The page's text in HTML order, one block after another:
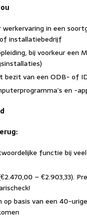
werkervaring in een
installatiebedrijf
bij voorkeur een
bezit van een ODB- of
en -
functie bij veel
– €2.903,33).
op basis van een 40-